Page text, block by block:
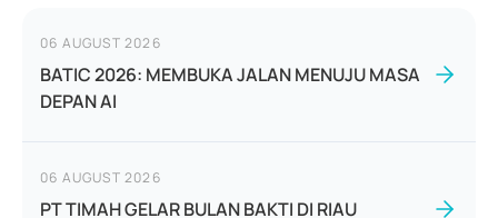
06 AUGUST 2026
BATIC 2026: MEMBUKA JALAN MENUJU MASA
DEPAN AI
06 AUGUST 2026
PT TIMAH GELAR BULAN BAKTI DI RIAU